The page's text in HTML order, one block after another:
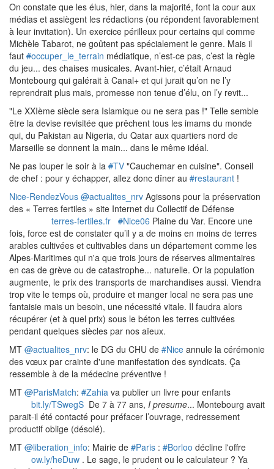
On constate que les élus, hier, dans la majorité, font la cour aux
médias et assiègent les rédactions (ou répondent favorablement
à leur invitation). Un exercice périlleux pour certains qui comme
Michèle Tabarot, ne goûtent pas spécialement le genre. Mais il
faut #occuper_le_terrain médiatique, n’est-ce pas, c’est la règle
du jeu... des chaises musicales. Avant-hier, c’était Arnaud
Montebourg qui galérait à Canal+ et qui jurait qu’on ne l’y
reprendrait plus mais, promesse non tenue d’élu, on l’y revit...
"Le XXIème siècle sera Islamique ou ne sera pas !" Telle semble
être la devise revisitée que prêchent tous les imams du monde
qui, du Pakistan au Nigeria, du Qatar aux quartiers nord de
Marseille se donnent la main... dans le même idéal.
Ne pas louper le soir à la #TV "Cauchemar en cuisine". Conseil
de chef : pour y échapper, allez donc dîner au #restaurant !
Nice-RendezVous @actualites_nrv Agissons pour la préservation
des « Terres fertiles » site Internet du Collectif de Défense
terres-fertiles.fr #Nice06 Plaine du Var. Encore une
fois, force est de constater qu’il y a de moins en moins de terres
arables cultivées et cultivables dans un département comme les
Alpes-Maritimes qui n'a que trois jours de réserves alimentaires
en cas de grève ou de catastrophe... naturelle. Or la population
augmente, le prix des transports de marchandises aussi. Viendra
trop vite le temps où, produire et manger local ne sera pas une
fantaisie mais un besoin, une nécessité vitale. Il faudra alors
récupérer (et à quel prix) sous le béton les terres cultivées
pendant quelques siècles par nos aïeux.
MT @actualites_nrv: le DG du CHU de #Nice annule la cérémonie
des vœux par crainte d'une manifestation des syndicats. Ça
ressemble à de la médecine préventive !
MT @ParisMatch: #Zahia va publier un livre pour enfants
bit.ly/TSwegS De 7 à 77 ans, I presume... Montebourg avait
parait-il été contacté pour préfacer l’ouvrage, redressement
productif oblige (désolé).
MT @liberation_info: Mairie de #Paris : #Borloo décline l'offre
ow.ly/heDuw . Le sage, le prudent ou le calculateur ? Ya